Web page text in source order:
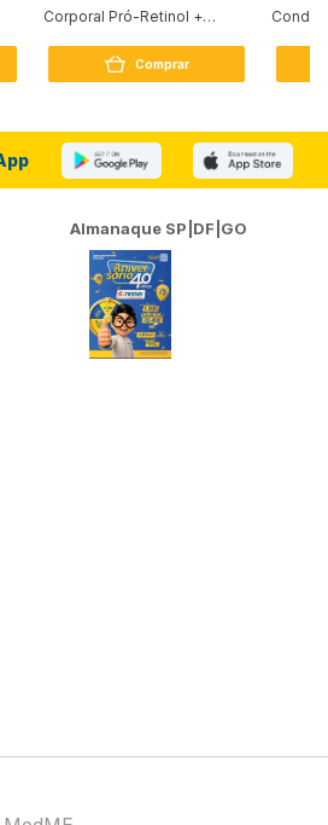
Corporal Pró-Retinol +
Comprar
Almanaque SP|DF|GO